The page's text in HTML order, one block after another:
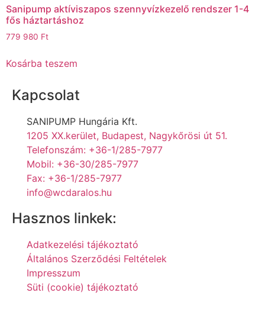
Sanipump aktíviszapos szennyvízkezelő rendszer 1-4
fős háztartáshoz
779 980 Ft
Kosárba teszem
Kapcsolat
SANIPUMP Hungária Kft.
1205 XX.kerület, Budapest, Nagykőrösi út 51.
Telefonszám: +36-1/285-7977
Mobil: +36-30/285-7977
Fax: +36-1/285-7977
info@wcdaralos.hu
Hasznos linkek:
Adatkezelési tájékoztató
Általános Szerződési Feltételek
Impresszum
Süti (cookie) tájékoztató